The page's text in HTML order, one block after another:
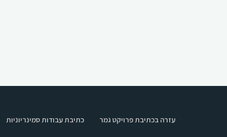
עזרה בכתיבת פרויקט גמר כתיבת עבודות סמינריוניות